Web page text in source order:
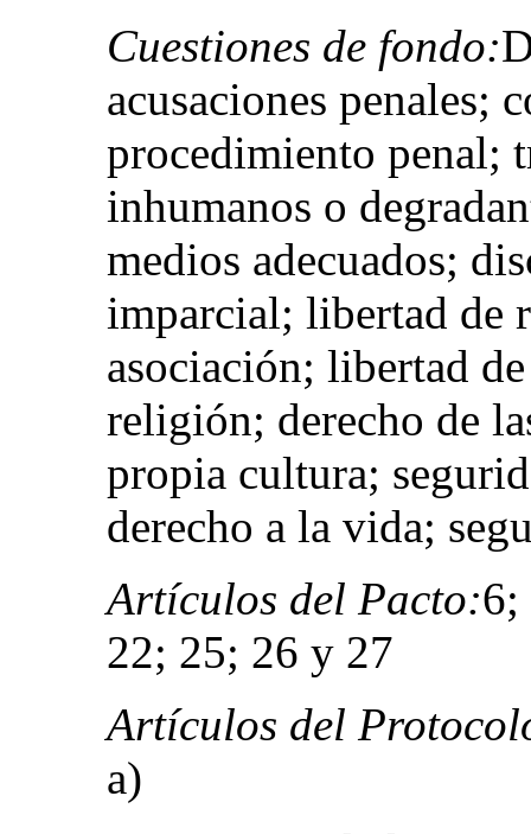
Cuestiones de fondo:
acusaciones penales;
procedimiento penal;
inhumanos o
medios adecuados;
imparcial; libertad de
asociación; libertad
religión; derecho de
propia cultura;
derecho a la vida;
Artículos del Pacto:6;
22; 25; 26 y 27
Artículos del
a)